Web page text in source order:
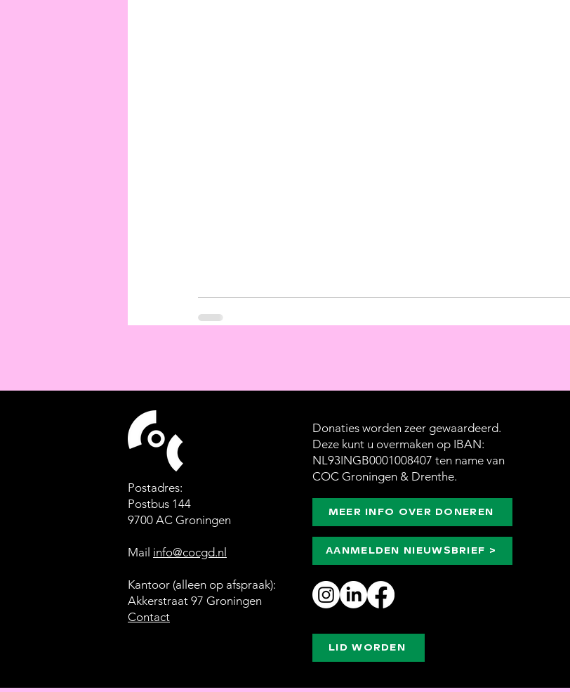
Postadres:
Postbus 144
9700 AC Groningen
Mail info@cocgd.nl
Kantoor (alleen op afspraak):
Akkerstraat 97 Groningen
Contact
Donaties worden zeer gewaardeerd.
Deze kunt u overmaken op IBAN:
NL93INGB0001008407 ten name van
COC Groningen & Drenthe.
MEER INFO OVER DONEREN
AANMELDEN NIEUWSBRIEF >
LID WORDEN